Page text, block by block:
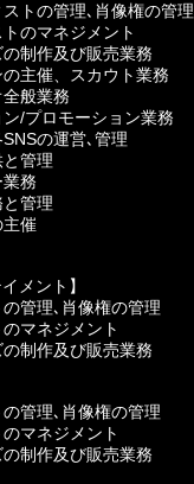
トの管理､肖像権の管理
のマネジメント
制作及び販売業務
主催、スカウト業務
般業務
/プロモーション業務
の運営､管理
管理
務
管理
主催
メント】
管理､肖像権の管理
マネジメント
制作及び販売業務
管理､肖像権の管理
マネジメント
制作及び販売業務